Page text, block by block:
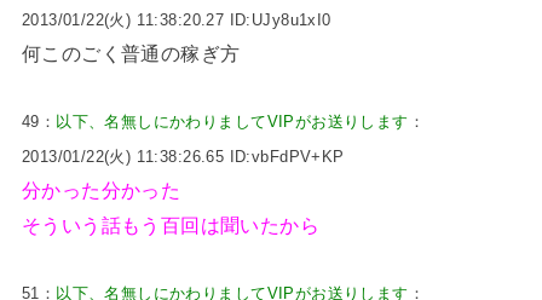
2013/01/22(火) 11:38:20.27 ID:UJy8u1xI0
何このごく普通の稼ぎ方
49： 以下、名無しにかわりましてVIPがお送りします ：
2013/01/22(火) 11:38:26.65 ID:vbFdPV+KP
分かった分かった
そういう話もう百回は聞いたから
51： 以下、名無しにかわりましてVIPがお送りします ：